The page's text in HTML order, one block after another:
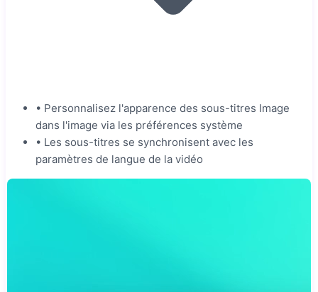
• Personnalisez l'apparence des sous-titres Image
dans l'image via les préférences système
• Les sous-titres se synchronisent avec les
paramètres de langue de la vidéo